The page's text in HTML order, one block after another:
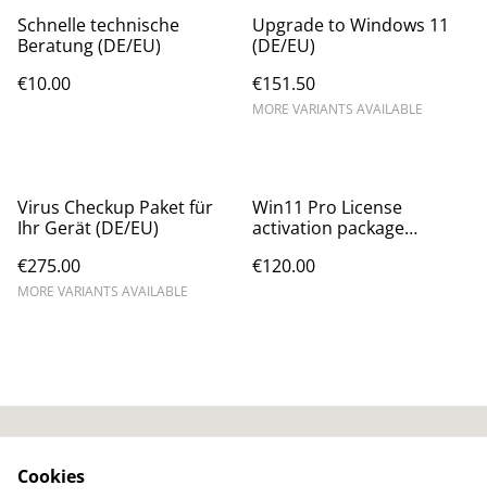
Schnelle technische
Beratung (DE/EU)
€10.00
Upgrade to Windows 11
(DE/EU)
€151.50
MORE VARIANTS AVAILABLE
Virus Checkup Paket für
Ihr Gerät (DE/EU)
€275.00
MORE VARIANTS AVAILABLE
Win11 Pro License
activation package
€120.00
SumUp Cookie-Policy
Cookies